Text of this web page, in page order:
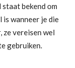
bekend om
is wanneer je die
vereisen wel
gebruiken.